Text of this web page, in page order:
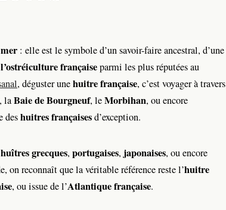
: elle est le symbole d’un savoir-faire ancestral, d’une
l’ostréiculture françaiseparmi les plus réputées au
, déguster unehuitre française, c’est voyager à travers
, laBaie de Bourgneuf, leMorbihan, ou encore
deshuitres françaisesd’exception.
huîtres grecques, portugaises,japonaises, ou encore
on reconnaît que la véritable référence reste l’huitre
, ou issue de l’Atlantique française.